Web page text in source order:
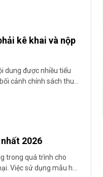
kê khai và nộp
dung được nhiều tiểu
cảnh chính sách thuế
2026
trong quá trình cho
Việc sử dụng mẫu hợp